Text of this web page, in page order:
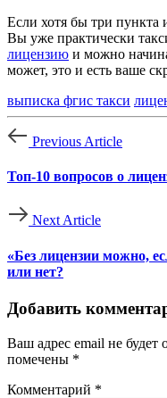
Если хотя бы три пункта
Вы уже практически
лицензию и можно
может, это и есть ваше
выписка фгис такси
Previous Article
Топ-10 вопросов о
Next Article
«Без лицензии можно,
или нет?
Добавить
Ваш адрес email не будет
помечены *
Комментарий *